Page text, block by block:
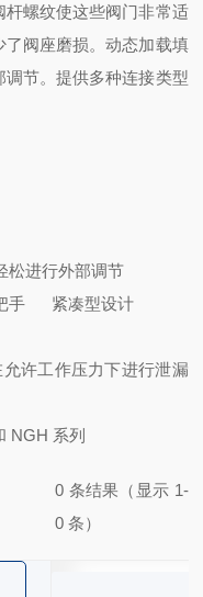
螺纹使这些阀门非常适
阀座磨损。动态加载填
节。提供多种连接类型
松进行外部调节
手
紧凑型设计
许工作压力下进行泄漏
NGH 系列
0 条结果（显示 1-
0 条）